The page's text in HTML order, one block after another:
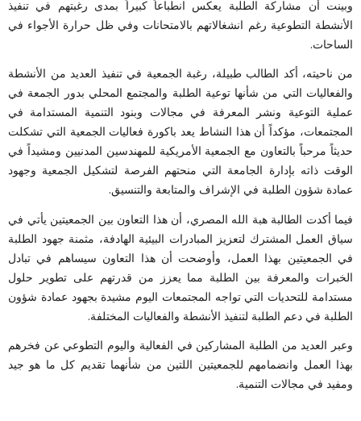
وبينت أن مشاركة الطلبة يعكس انطباعاً كبيراً بمدى رغبتهم في تنفيذ
الأنشطة التطوعية رغم انشغالاتهم بالامتحانات وفي ظل حرارة الأجواء في
الساحات.
من ناحيته، أكد الطالب طبيلة، رغبة الجمعية في تنفيذ العديد من الأنشطة
والفعاليات التي من شأنها توعية الطلبة والمجتمع المحلي بدور الجمعة في
عملية التوعية ونشر المعرفة في مجالات وبنود التنمية المستدامة في
المجتمعات، مؤكداً أن هذا النشاط يعد باكورة فعاليات الجمعية التي تشكلت
حديثاً مرحباً بالتعاون مع الجمعية الأمريكية للمهندسين المدنيين ومشيداً في
الوقت ذاته بإدارة الجامعة التي منحتهم الفرصة لتشكيل الجمعية وجهود
عمادة شؤون الطلبة في الإشراف والمتابعة والتنسيق.
فيما أكدت الطالبة هبة الله المصري، أن هذا التعاون بين الجمعيتين يأتي في
سياق العمل المشترك لتعزيز المبادرات البيئية الهادفة، مثمنة جهود الطلبة
في الجمعيتين بهذا العمل، وأوضحت أن هذا التعاون سيساهم في تبادل
الخبرات والمعرفة بين الطلبة مما يعزز من قدرتهم على تطوير حلول
مستدامة للتحديات التي تواجه المجتمعات اليوم مشيدة بجهود عمادة شؤون
الطلبة في دعم الطلبة لتنفيذ الأنشطة والفعاليات المختلفة.
وعبر العديد من الطلبة المشاركين في الفعالية واليوم التطوعي عن فخرهم
بهذا العمل وانضمامهم للجمعيتين اللتين من شأنهما تقديم كل ما هو جيد
ومفيد في مجالات التنمية.